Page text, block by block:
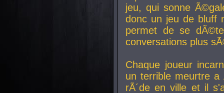
jeu, qui sonne
donc un jeu de bluff
permet de se
conversations plus
Chaque joueur
un terrible meurtre
rÃ´de en ville et il